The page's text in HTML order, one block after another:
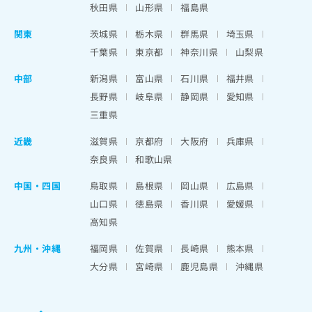
秋田県 山形県
福島県
関東
茨城県 栃木県 群馬県
埼玉県
千葉県
東京都 神奈川県
山梨県
中部
新潟県 富山県 石川県
福井県
長野県
岐阜県 静岡県
愛知県
三重県
近畿
滋賀県 京都府 大阪府
兵庫県
奈良県
和歌山県
中国・四国
鳥取県 島根県 岡山県
広島県
山口県
徳島県 香川県
愛媛県
高知県
九州・沖縄
福岡県 佐賀県 長崎県
熊本県
大分県
宮崎県 鹿児島県 沖縄県